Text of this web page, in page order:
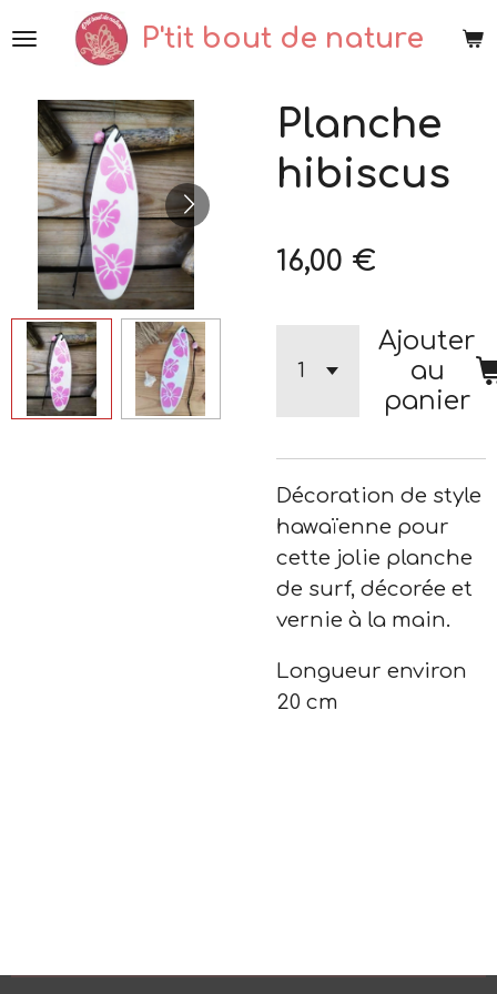
Passer
principal
P'tit bout de nature
Planche
hibiscus
16,00 €
Ajouter
au
panier
Décoration de style
hawaïenne pour
cette jolie planche
de surf, décorée et
vernie à la main.
Longueur environ
20 cm